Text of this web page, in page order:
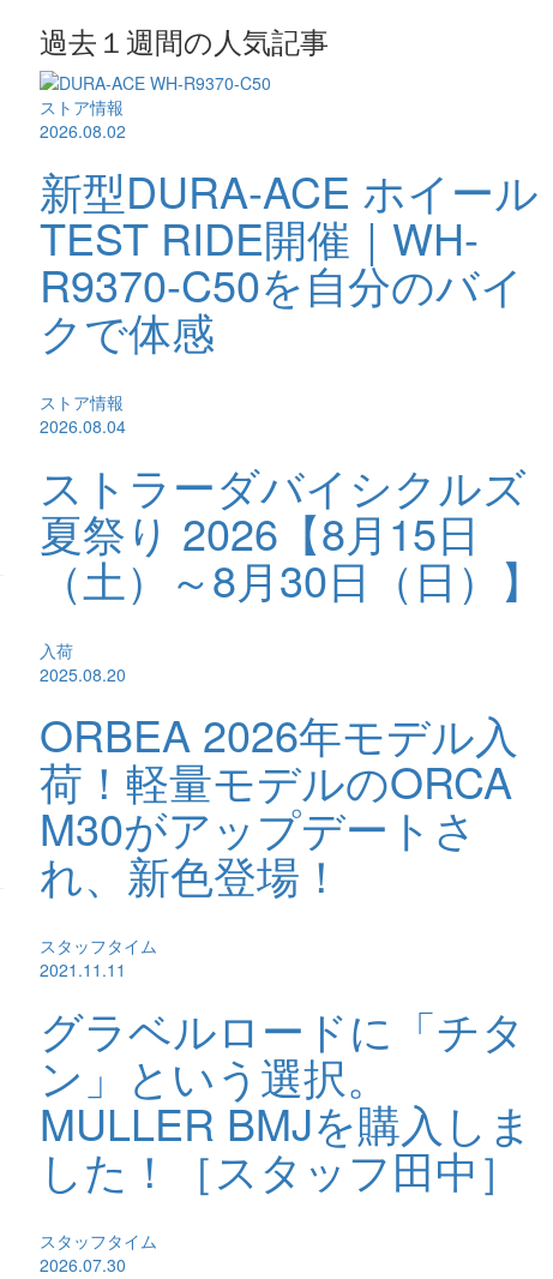
過去１週間の人気記事
ストア情報
2026.08.02
新型DURA-ACE ホイール
TEST RIDE開催｜WH-
R9370-C50を自分のバイ
クで体感
ストア情報
2026.08.04
ストラーダバイシクルズ
夏祭り 2026【8月15日
（土）～8月30日（日）】
入荷
2025.08.20
ORBEA 2026年モデル入
荷！軽量モデルのORCA
M30がアップデートさ
れ、新色登場！
スタッフタイム
2021.11.11
グラベルロードに「チタ
ン」という選択。
MULLER BMJを購入しま
した！［スタッフ田中］
スタッフタイム
2026.07.30